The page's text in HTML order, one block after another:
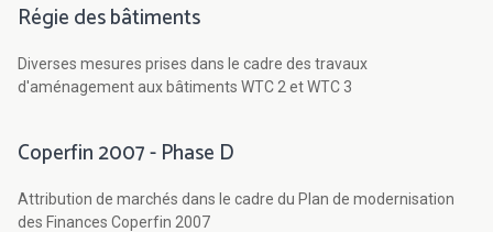
Régie des bâtiments
Diverses mesures prises dans le cadre des travaux
d'aménagement aux bâtiments WTC 2 et WTC 3
Coperfin 2007 - Phase D
Attribution de marchés dans le cadre du Plan de modernisation
des Finances Coperfin 2007